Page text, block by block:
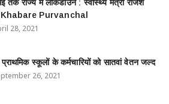
तक राज्य में लॉकडाउन : स्वास्थ्य मंत्री राजेश
|Khabare Purvanchal
28, 2021
प्राथमिक स्कूलों के कर्मचारियों को सातवां वेतन जल्द
26, 2021